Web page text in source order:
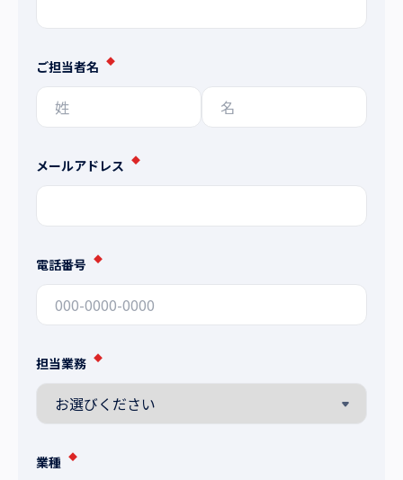
ご担当者名 ◆
メールアドレス ◆
電話番号 ◆
担当業務 ◆
業種 ◆